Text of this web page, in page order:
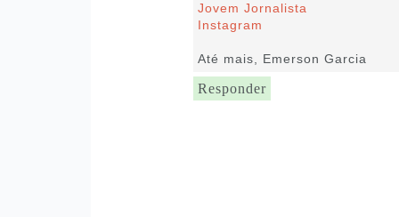
Jovem Jornalista
Instagram
Até mais, Emerson Garcia
Responder